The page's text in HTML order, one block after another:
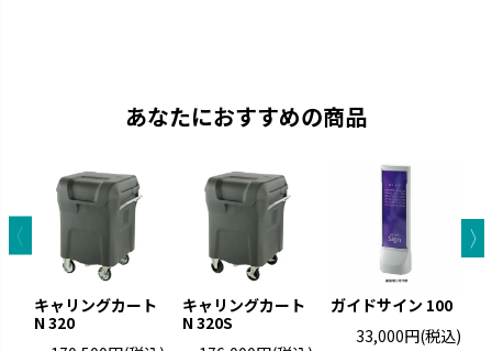
あなたにおすすめの商品
キャリングカート
N 320
キャリングカート
N 320S
ガイドサイン 100
33,000円(税込)